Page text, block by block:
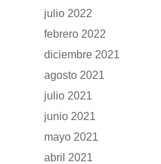
julio 2022
febrero 2022
diciembre 2021
agosto 2021
julio 2021
junio 2021
mayo 2021
abril 2021